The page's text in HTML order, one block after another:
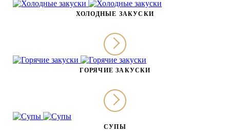
ХОЛОДНЫЕ ЗАКУСКИ
ГОРЯЧИЕ ЗАКУСКИ
СУПЫ